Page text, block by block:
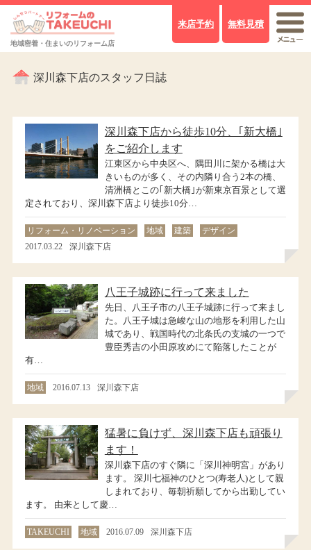
地域密着・住まいのリフォーム店
来店予約 無料見積
深川森下店のスタッフ日誌
深川森下店から徒歩10分、｢新大橋｣
をご紹介します
江東区から中央区へ、隅田川に架かる橋は大
きいものが多く、その内隣り合う2本の橋、
清洲橋とこの｢新大橋｣が新東京百景として選
定されており、深川森下店より徒歩10分…
リフォーム・リノベーション 地域 建築
デザイン
2017.03.22
深川森下店
八王子城跡に行って来ました
先日、八王子市の八王子城跡に行って来まし
た。八王子城は急峻な山の地形を利用した山
城であり、戦国時代の北条氏の支城の一つで
豊臣秀吉の小田原攻めにて陥落したことが
有…
地域 2016.07.13 深川森下店
猛暑に負けず、深川森下店も頑張り
ます！
深川森下店のすぐ隣に「深川神明宮」があり
ます。 深川七福神のひとつ(寿老人)として親
しまれており、毎朝祈願してから出勤してい
ます。 由来として慶…
TAKEUCHI 地域 2016.07.09 深川森下店